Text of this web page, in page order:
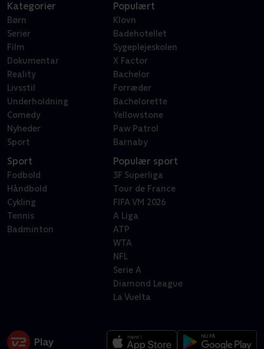
Kategorier
Børn
Serier
Film
Dokumentar
Reality
Livsstil
Underholdning
Comedy
Nyheder
Sport
Populært
Klovn
Badehotellet
Sygeplejeskolen
X Factor
Bachelor
Forræder
Bachelorette
Yellowstone
Paw Patrol
Barnaby
Sport
Fodbold
Håndbold
Cykling
Tennis
Badminton
Populær sport
3F Superliga
Tour de France
FIFA VM 2026
A Liga
ATP
WTA
NFL
Serie A
Diamond League
La Vuelta